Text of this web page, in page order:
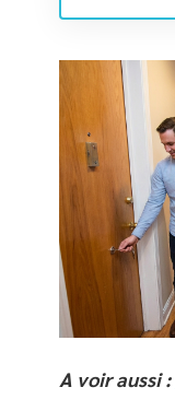
A voir aussi :